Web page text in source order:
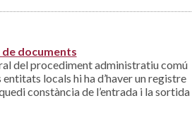
documents
del procediment administratiu comú
locals hi ha d’haver un registre
constància de l’entrada i la sortida